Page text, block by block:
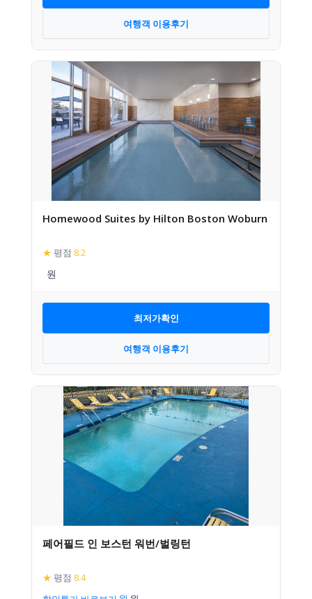
여행객 이용후기
Homewood Suites by Hilton Boston Woburn
★ 평점 8.2
최저가확인
여행객 이용후기
페어필드 인 보스턴 워번/벌링턴
★ 평점 8.4